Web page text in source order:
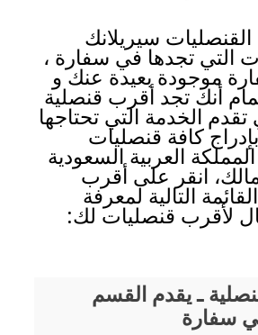
سيريلانك
التي تجدها في سفارة ،
موجودة بعيدة عنك و
أنك تجد أقرب قنصلية
تقدم الخدمة التي تحتاجها
كافة قنصليات
العربية السعودية
انقر على أقرب
التالية لمعرفة
لأقرب قنصليات لك:
ـ يقدم القسم
سفارة